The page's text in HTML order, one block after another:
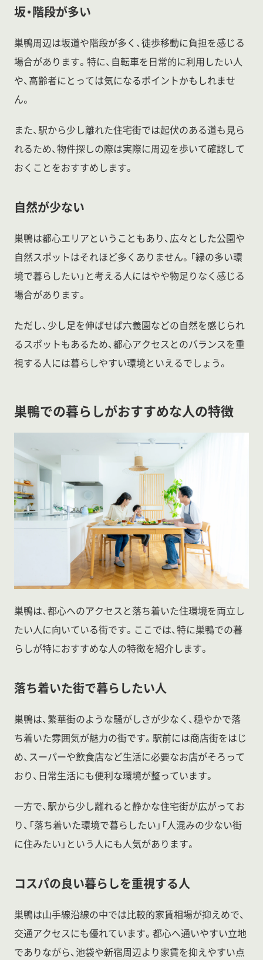
坂・階段が多い
巣鴨周辺は坂道や階段が多く、徒歩移動に負担を感じる
場合があります。特に、自転車を日常的に利用したい人
や、高齢者にとっては気になるポイントかもしれませ
ん。
また、駅から少し離れた住宅街では起伏のある道も見ら
れるため、物件探しの際は実際に周辺を歩いて確認して
おくことをおすすめします。
自然が少ない
巣鴨は都心エリアということもあり、広々とした公園や
自然スポットはそれほど多くありません。「緑の多い環
境で暮らしたい」と考える人にはやや物足りなく感じる
場合があります。
ただし、少し足を伸ばせば六義園などの自然を感じられ
るスポットもあるため、都心アクセスとのバランスを重
視する人には暮らしやすい環境といえるでしょう。
巣鴨での暮らしがおすすめな人の特徴
巣鴨は、都心へのアクセスと落ち着いた住環境を両立し
たい人に向いている街です。ここでは、特に巣鴨での暮
らしが特におすすめな人の特徴を紹介します。
落ち着いた街で暮らしたい人
巣鴨は、繁華街のような騒がしさが少なく、穏やかで落
ち着いた雰囲気が魅力の街です。駅前には商店街をはじ
め、スーパーや飲食店など生活に必要なお店がそろって
おり、日常生活にも便利な環境が整っています。
一方で、駅から少し離れると静かな住宅街が広がってお
り、「落ち着いた環境で暮らしたい」「人混みの少ない街
に住みたい」という人にも人気があります。
コスパの良い暮らしを重視する人
巣鴨は山手線沿線の中では比較的家賃相場が抑えめで、
交通アクセスにも優れています。都心へ通いやすい立地
でありながら、池袋や新宿周辺より家賃を抑えやすい点